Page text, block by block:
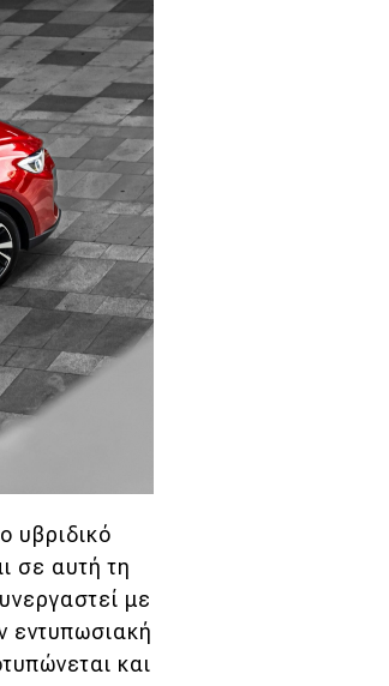
υβριδικό
σε αυτή τη
με
εντυπωσιακή
και